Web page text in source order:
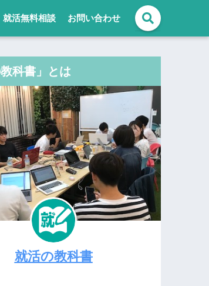
就活無料相談 お問い合わせ
教科書」とは
就活の教科書